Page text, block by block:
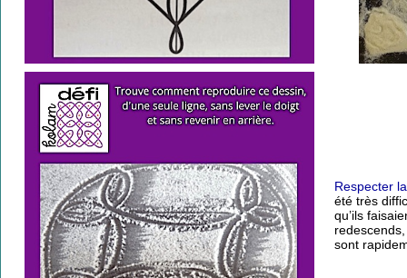
Respecter
été très
qu’ils
sont